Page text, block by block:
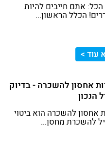
הכל: אתם חייבים להיות
הכלל הראשון...
עוד >
אחסון להשכרה - בדיוק
הנכון
אחסון להשכרה הוא ביטוי
להשכרת מחסן...